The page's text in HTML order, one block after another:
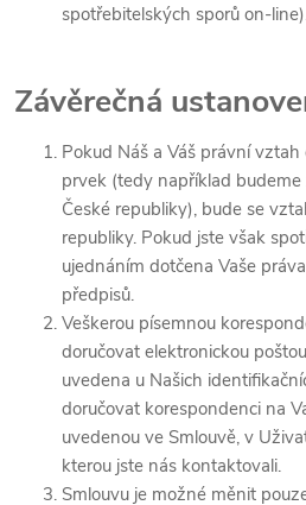
spotřebitelských sporů on-
Závěrečná
Pokud Náš a Váš právní
prvek (tedy například
České republiky), bude se
republiky. Pokud jste však
ujednáním dotčena Vaše
předpisů.
Veškerou písemnou
doručovat elektronickou
uvedena u Našich
doručovat korespondenci na
uvedenou ve Smlouvě, v
kterou jste nás kontaktovali.
Smlouvu je možné měnit